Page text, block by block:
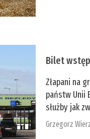
Bilet
Złapani na
państw Unii
służby jak
Grzegorz